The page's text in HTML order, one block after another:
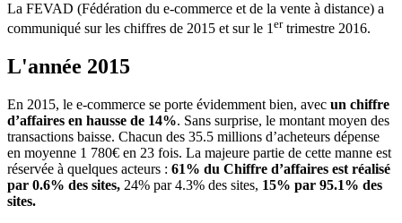
La FEVAD (Fédération du e-commerce et de la vente à distance) a
communiqué sur les chiffres de 2015 et sur le 1 ertrimestre 2016.
L'année 2015
En 2015, le e-commerce se porte évidemment bien, avec un chiffre
d’affaires en hausse de 14%. Sans surprise, le montant moyen des
transactions baisse. Chacun des 35.5 millions d’acheteurs dépense
en moyenne 1 780€ en 23 fois. La majeure partie de cette manne est
réservée à quelques acteurs : 61% du Chiffre d’affaires est réalisé
par 0.6% des sites, 24% par 4.3% des sites, 15% par 95.1% des
sites.